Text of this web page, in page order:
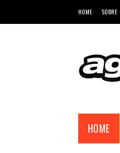
HOME SOBRE
HOME